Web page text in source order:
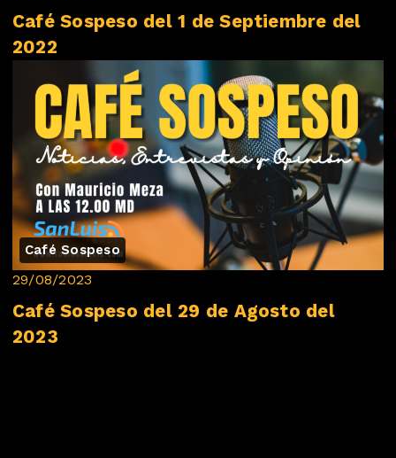
Café Sospeso del 1 de Septiembre del
2022
Café Sospeso
29/08/2023
Café Sospeso del 29 de Agosto del
2023